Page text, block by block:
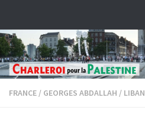
FRANCE / GEORGES ABDALLAH / LIBAN